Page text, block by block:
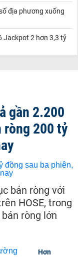
địa phương xuống
Jackpot 2 hơn 3,3 tỷ
gần 2.200
ròng 200 tỷ
bán ròng với
HOSE, trong
ròng lớn
Hơn